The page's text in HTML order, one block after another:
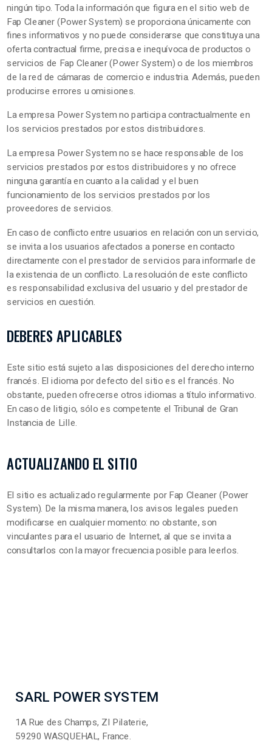
ningún tipo. Toda la información que figura en el sitio web de
Fap Cleaner (Power System) se proporciona únicamente con
fines informativos y no puede considerarse que constituya una
oferta contractual firme, precisa e inequívoca de productos o
servicios de Fap Cleaner (Power System) o de los miembros
de la red de cámaras de comercio e industria. Además, pueden
producirse errores u omisiones.
La empresa Power System no participa contractualmente en
los servicios prestados por estos distribuidores.
La empresa Power System no se hace responsable de los
servicios prestados por estos distribuidores y no ofrece
ninguna garantía en cuanto a la calidad y el buen
funcionamiento de los servicios prestados por los
proveedores de servicios.
En caso de conflicto entre usuarios en relación con un servicio,
se invita a los usuarios afectados a ponerse en contacto
directamente con el prestador de servicios para informarle de
la existencia de un conflicto. La resolución de este conflicto
es responsabilidad exclusiva del usuario y del prestador de
servicios en cuestión.
DEBERES APLICABLES
Este sitio está sujeto a las disposiciones del derecho interno
francés. El idioma por defecto del sitio es el francés. No
obstante, pueden ofrecerse otros idiomas a título informativo.
En caso de litigio, sólo es competente el Tribunal de Gran
Instancia de Lille.
ACTUALIZANDO EL SITIO
El sitio es actualizado regularmente por Fap Cleaner (Power
System). De la misma manera, los avisos legales pueden
modificarse en cualquier momento: no obstante, son
vinculantes para el usuario de Internet, al que se invita a
consultarlos con la mayor frecuencia posible para leerlos.
SARL POWER SYSTEM
1A Rue des Champs, ZI Pilaterie,
59290 WASQUEHAL, France.